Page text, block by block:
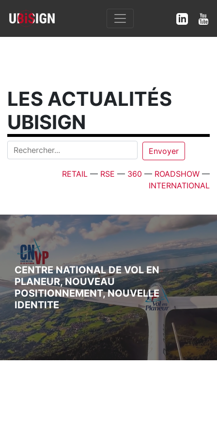
LES ACTUALITÉS
UBISIGN
RETAIL — RSE — 360 — ROADSHOW —
INTERNATIONAL
CENTRE NATIONAL DE VOL EN
PLANEUR, NOUVEAU
POSITIONNEMENT, NOUVELLE
IDENTITE